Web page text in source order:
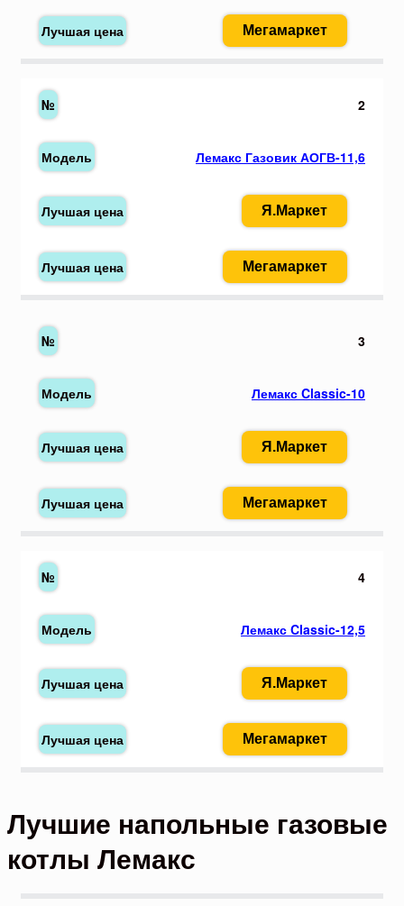
Мегамаркет
2
Лемакс Газовик АОГВ-11,6
Я.Маркет
Мегамаркет
3
Лемакс Classic-10
Я.Маркет
Мегамаркет
4
Лемакс Classic-12,5
Я.Маркет
Мегамаркет
Лучшие напольные газовые
котлы Лемакс